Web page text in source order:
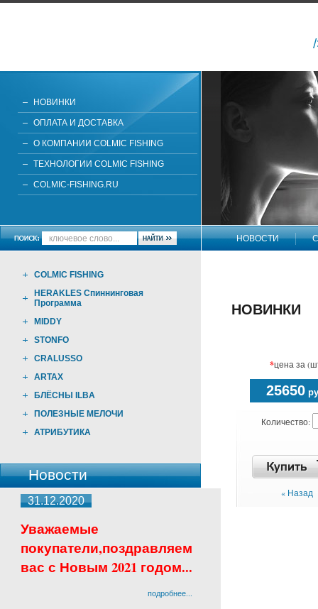
НОВИНКИ
ОПЛАТА И ДОСТАВКА
О КОМПАНИИ COLMIC FISHING
ТЕХНОЛОГИИ COLMIC FISHING
COLMIC-FISHING.RU
COLMIC FISHING
HERAKLES Спиннинговая
Программа
MIDDY
STONFO
CRALUSSO
ARTAX
БЛЁСНЫ ILBA
ПОЛЕЗНЫЕ МЕЛОЧИ
АТРИБУТИКА
Новости
31.12.2020
Уважаемые
покупатели,поздравляем
вас с Новым 2021 годом...
подробнее...
НОВОСТИ
НОВИНКИ
*цена за
25650
Количество:
« Назад